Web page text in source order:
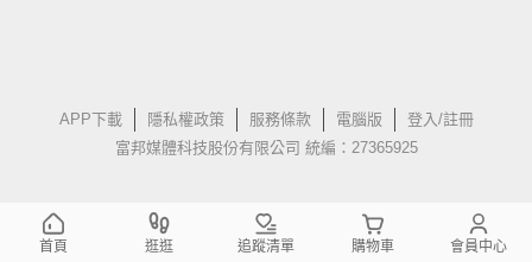
APP下載 隱私權政策 服務條款 電腦版
登入/註冊
富邦媒體科技股份有限公司 統編：27365925
首頁 逛逛 追蹤清單 購物車 會員中心